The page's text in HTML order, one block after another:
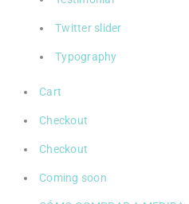
Twitter slider
Typography
Cart
Checkout
Checkout
Coming soon